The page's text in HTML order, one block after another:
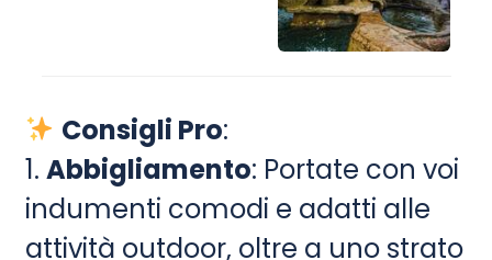
Consigli Pro:
1. Abbigliamento: Portate con voi
indumenti comodi e adatti alle
attività outdoor, oltre a uno strato